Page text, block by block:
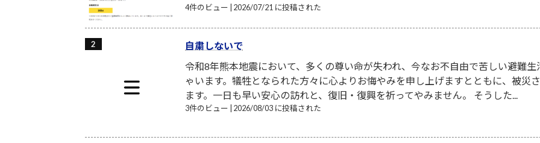
4件のビュー 2026/07/21 に投稿された
自粛しないで
令和8年熊本地震において、多くの尊い命が失われ、今なお不自由で苦しい避難
ゃいます。犠牲となられた方々に心よりお悔やみを申し上げますとともに、被災
ます。一日も早い安心の訪れと、復旧・復興を祈ってやみません。 そうした...
3件のビュー 2026/08/03 に投稿された